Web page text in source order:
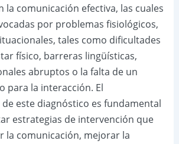
la comunicación efectiva, las cuales
por problemas fisiológicos,
tales como dificultades
físico, barreras lingüísticas,
abruptos o la falta de un
para la interacción. El
este diagnóstico es fundamental
estrategias de intervención que
la comunicación, mejorar la